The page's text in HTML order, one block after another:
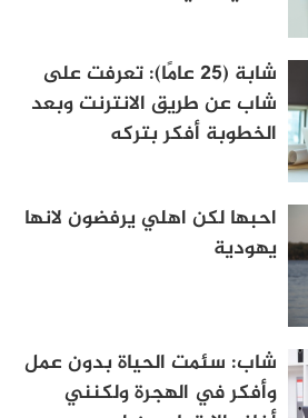
شابة (25 عامًا): تعرفت على
شاب عن طريق الانترنت وبعد
الخطوبة أفكر بتركه
احبها لكن اهلي يرفضون لانها
يهودية
شاب: سئمت الحياة بدون عمل
وأفكر في الهجرة ولكنني